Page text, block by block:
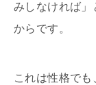
みしなければ」
からです。
これは性格で